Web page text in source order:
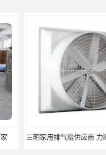
屏南县厂房降温水帘供应